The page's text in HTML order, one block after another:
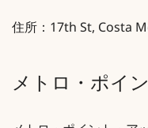
住所：17th St, Costa
メトロ・ポイ